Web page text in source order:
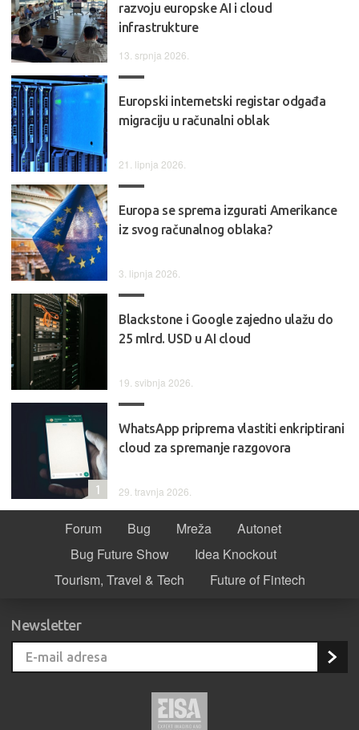
razvoju europske AI i cloud
infrastrukture
13. srpnja 2026.
Europski internetski registar odgađa
migraciju u računalni oblak
21. lipnja 2026.
Europa se sprema izgurati Amerikance
iz svog računalnog oblaka?
3. lipnja 2026.
Blackstone i Google zajedno ulažu do
25 mlrd. USD u AI cloud
19. svibnja 2026.
WhatsApp priprema vlastiti enkriptirani
cloud za spremanje razgovora
29. travnja 2026.
1
Forum Bug Mreža
Autonet
Bug Future Show
Idea Knockout
Tourism, Travel & Tech
Future of Fintech
Newsletter